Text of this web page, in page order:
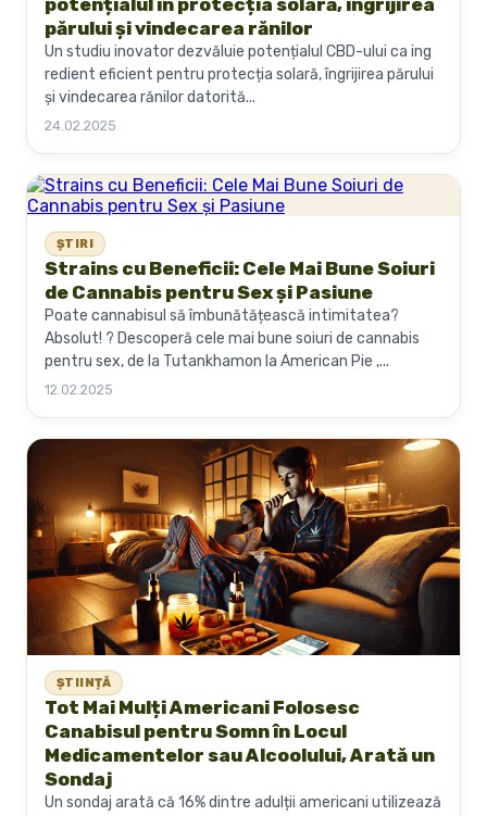
părului și vindecarea rănilor
Un studiu inovator dezvăluie potențialul CBD-ului ca ing
redient eficient pentru protecția solară, îngrijirea părului
și vindecarea rănilor datorită...
24.02.2025
ȘTIRI
Strains cu Beneficii: Cele Mai Bune Soiuri
de Cannabis pentru Sex și Pasiune
Poate cannabisul să îmbunătățească intimitatea?
Absolut! ? Descoperă cele mai bune soiuri de cannabis
pentru sex, de la Tutankhamon la American Pie ,...
12.02.2025
ȘTIINȚĂ
Tot Mai Mulți Americani Folosesc
Canabisul pentru Somn în Locul
Medicamentelor sau Alcoolului, Arată un
Sondaj
Un sondaj arată că 16% dintre adulții americani utilizează